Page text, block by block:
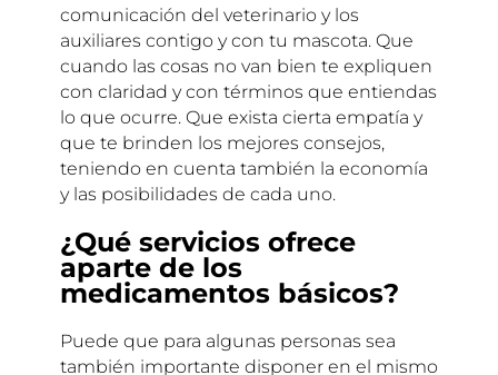
comunicación del veterinario y los
auxiliares contigo y con tu mascota. Que
cuando las cosas no van bien te expliquen
con claridad y con términos que entiendas
lo que ocurre. Que exista cierta empatía y
que te brinden los mejores consejos,
teniendo en cuenta también la economía
y las posibilidades de cada uno.
¿Qué servicios ofrece
aparte de los
medicamentos básicos?
Puede que para algunas personas sea
también importante disponer en el mismo